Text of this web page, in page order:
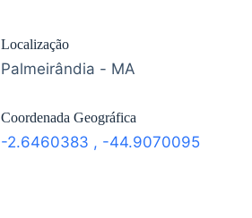
Localização
Palmeirândia - MA
Coordenada Geográfica
-2.6460383 , -44.9070095